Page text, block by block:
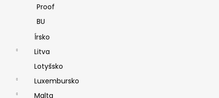
Proof
BU
Írsko
Litva
Lotyšsko
Luxembursko
Malta